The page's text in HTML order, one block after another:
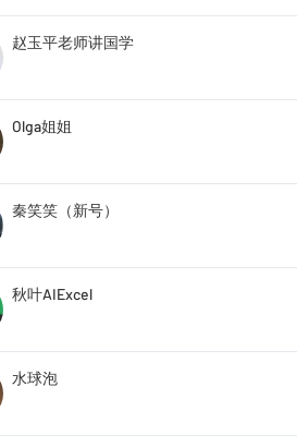
赵玉平老师讲国学
Olga姐姐
秦笑笑（新号）
秋叶AIExcel
水球泡